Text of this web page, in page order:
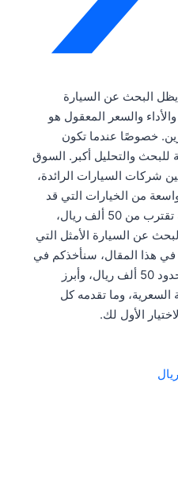
البحث عن السيارة
والسعر المعقول هو
خصوصًا عندما تكون
للبحث والتحليل أكبر. السوق
شركات السيارات الرائدة،
من الخيارات التي قد
تتناسب مع متطلباته. وبميزانية تقترب من 50 ألف ريال،
عن السيارة الأمثل التي
في هذا المقال، سنأخذكم في
جولة لاكتشاف افضل سيارة بحدود 50 ألف ريال، وأبرز
السعرية، وما تقدمه كل
الأول لك.